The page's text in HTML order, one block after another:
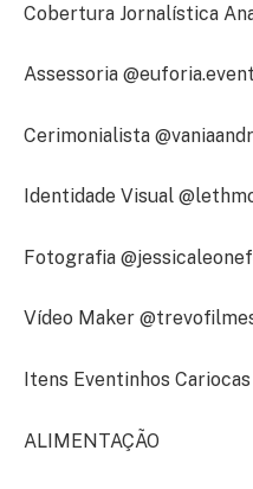
Cobertura Jornalística
Assessoria
Cerimonialista
Identidade Visual
Fotografia
Vídeo Maker
Itens Eventinhos
ALIMENTAÇÃO